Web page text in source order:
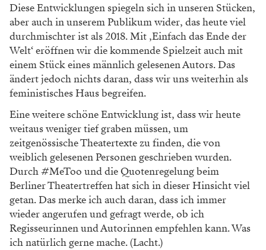
Diese Entwicklungen spiegeln sich in unseren Stücken,
aber auch in unserem Publikum wider, das heute viel
durchmischter ist als 2018. Mit ‚Einfach das Ende der
Welt‘ eröffnen wir die kommende Spielzeit auch mit
einem Stück eines männlich gelesenen Autors. Das
ändert jedoch nichts daran, dass wir uns weiterhin als
feministisches Haus begreifen.
Eine weitere schöne Entwicklung ist, dass wir heute
weitaus weniger tief graben müssen, um
zeitgenössische Theatertexte zu finden, die von
weiblich gelesenen Personen geschrieben wurden.
Durch #MeToo und die Quotenregelung beim
Berliner Theatertreffen hat sich in dieser Hinsicht viel
getan. Das merke ich auch daran, dass ich immer
wieder angerufen und gefragt werde, ob ich
Regisseurinnen und Autorinnen empfehlen kann. Was
ich natürlich gerne mache. (Lacht.)